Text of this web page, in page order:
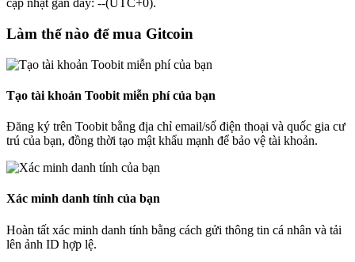
cập nhật gần đây: --(UTC+0).
Làm thế nào để mua Gitcoin
Tạo tài khoản Toobit miễn phí của bạn
Đăng ký trên Toobit bằng địa chỉ email/số điện thoại và quốc gia cư
trú của bạn, đồng thời tạo mật khẩu mạnh để bảo vệ tài khoản.
Xác minh danh tính của bạn
Hoàn tất xác minh danh tính bằng cách gửi thông tin cá nhân và tải
lên ảnh ID hợp lệ.